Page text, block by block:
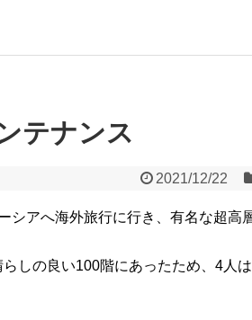
テナンス
2021/12/22
シアへ海外旅行に行き、有名な超高
しの良い100階にあったため、4人